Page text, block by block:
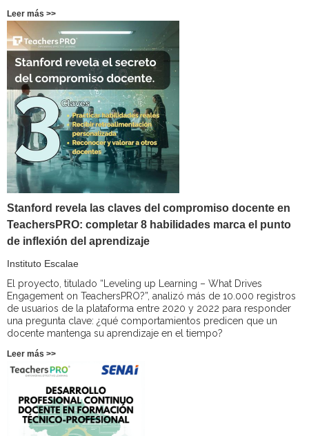
Leer más >>
Stanford revela las claves del compromiso docente en
TeachersPRO: completar 8 habilidades marca el punto
de inflexión del aprendizaje
Instituto Escalae
El proyecto, titulado “Leveling up Learning – What Drives
Engagement on TeachersPRO?”, analizó más de 10.000 registros
de usuarios de la plataforma entre 2020 y 2022 para responder
una pregunta clave: ¿qué comportamientos predicen que un
docente mantenga su aprendizaje en el tiempo?
Leer más >>